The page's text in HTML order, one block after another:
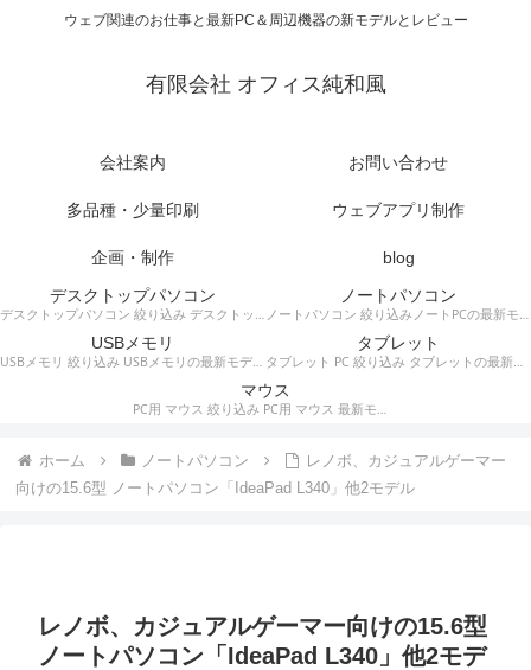
ウェブ関連のお仕事と最新PC＆周辺機器の新モデルとレビュー
有限会社 オフィス純和風
会社案内 お問い合わせ
多品種・少量印刷 ウェブアプリ制作
企画・制作
blog
デスクトップパソコン
デスクトップパソコン 絞り込み デスクトップPCの最新モデルやスペック・仕様に関する情報。
ノートパソコン
ノートパソコン 絞り込みノートPCの最新モデルやスペック・仕様に関する情報。
USBメモリ
USBメモリ 絞り込み USBメモリの最新モデルやスペック・仕様に関する情報。
タブレット
タブレット PC 絞り込み タブレットの最新モデルやスペック・仕様に関する情報。
マウス
PC用 マウス 絞り込み PC用 マウス 最新モデルやスペック・仕様に関する情報。ワイヤレスマウス、有線マウス、接続タイプなど。
ホーム ノートパソコン
レノボ、カジュアルゲーマー
向けの15.6型 ノートパソコン「IdeaPad L340」他2モデル
レノボ、カジュアルゲーマー向けの15.6型
ノートパソコン「IdeaPad L340」他2モデ